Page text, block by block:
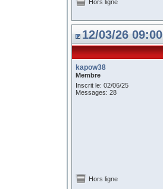
Hors ligne
12/03/26 09:00
kapow38
Membre
Inscrit le: 02/06/25
Messages: 28
Hors ligne